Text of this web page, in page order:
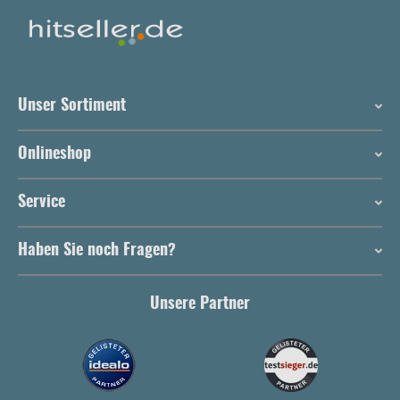
Unser Sortiment
Onlineshop
Service
Haben Sie noch Fragen?
Unsere Partner